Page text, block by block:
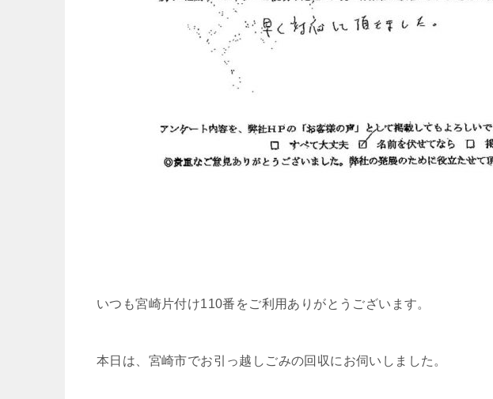
いつも宮崎片付け110番をご利用ありがとうございます。
本日は、宮崎市でお引っ越しごみの回収にお伺いしました。